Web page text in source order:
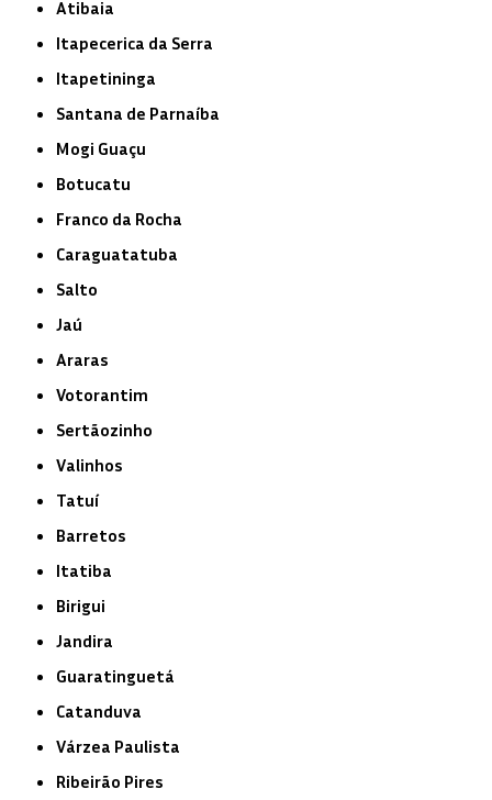
Atibaia
Itapecerica da Serra
Itapetininga
Santana de Parnaíba
Mogi Guaçu
Botucatu
Franco da Rocha
Caraguatatuba
Salto
Jaú
Araras
Votorantim
Sertãozinho
Valinhos
Tatuí
Barretos
Itatiba
Birigui
Jandira
Guaratinguetá
Catanduva
Várzea Paulista
Ribeirão Pires